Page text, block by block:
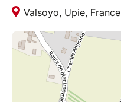
Valsoyo, Upie, France